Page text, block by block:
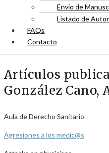
Envío de
Listado de
FAQs
Contacto
Artículos
González Cano,
Aula de Derecho Sanitario
Agresiones a los medic@s